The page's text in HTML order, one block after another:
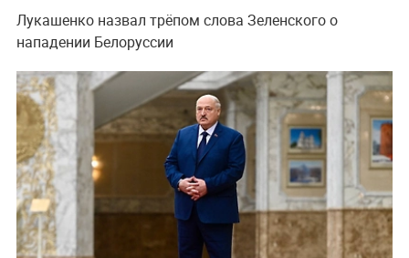
Лукашенко назвал трёпом слова Зеленского о
нападении Белоруссии